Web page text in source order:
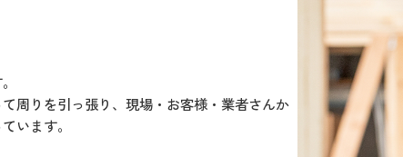
周りを引っ張り、現場・お客様・業者さんか
います。